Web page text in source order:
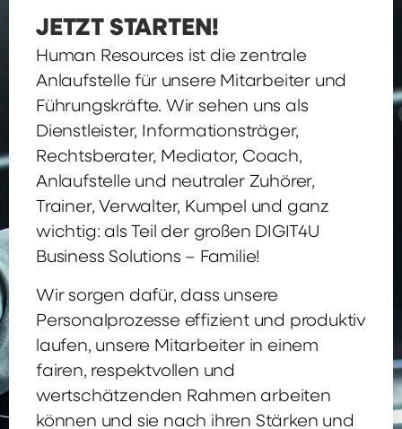
JETZT STARTEN!
Human Resources ist die zentrale
Anlaufstelle für unsere Mitarbeiter und
Führungskräfte. Wir sehen uns als
Dienstleister, Informationsträger,
Rechtsberater, Mediator, Coach,
Anlaufstelle und neutraler Zuhörer,
Trainer, Verwalter, Kumpel und ganz
wichtig: als Teil der großen DIGIT4U
Business Solutions – Familie!
Wir sorgen dafür, dass unsere
Personalprozesse effizient und produktiv
laufen, unsere Mitarbeiter in einem
fairen, respektvollen und
wertschätzenden Rahmen arbeiten
können und sie nach ihren Stärken und